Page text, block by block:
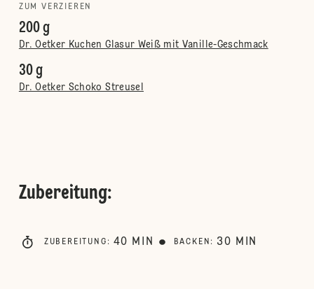
ZUM VERZIEREN
200 g
Dr. Oetker Kuchen Glasur Weiß mit Vanille-Geschmack
30 g
Dr. Oetker Schoko Streusel
Zubereitung:
ZUBEREITUNG : 40 MIN BACKEN : 30 MIN